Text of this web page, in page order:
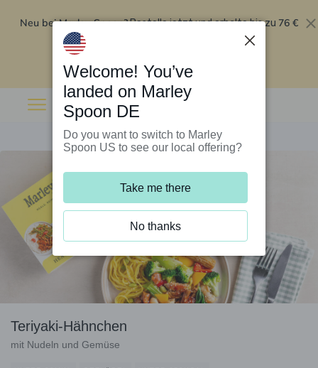
Neu bei Marley Spoon?Bestelle jetzt und erhalte bis zu 76 €
Rabatt auf deine ersten fünf Boxen
Teriyaki-Hähnchen
mit Nudeln und Gemüse
Welcome! You’ve
landed on Marley
Spoon DE
Do you want to switch to Marley
Spoon US to see our local offering?
Take me there
No thanks